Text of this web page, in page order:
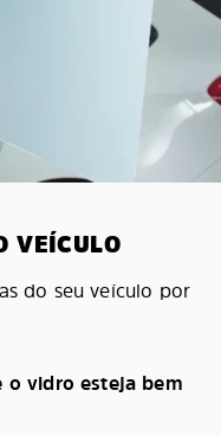
VEÍCULO
do seu veículo por
o vidro esteja bem